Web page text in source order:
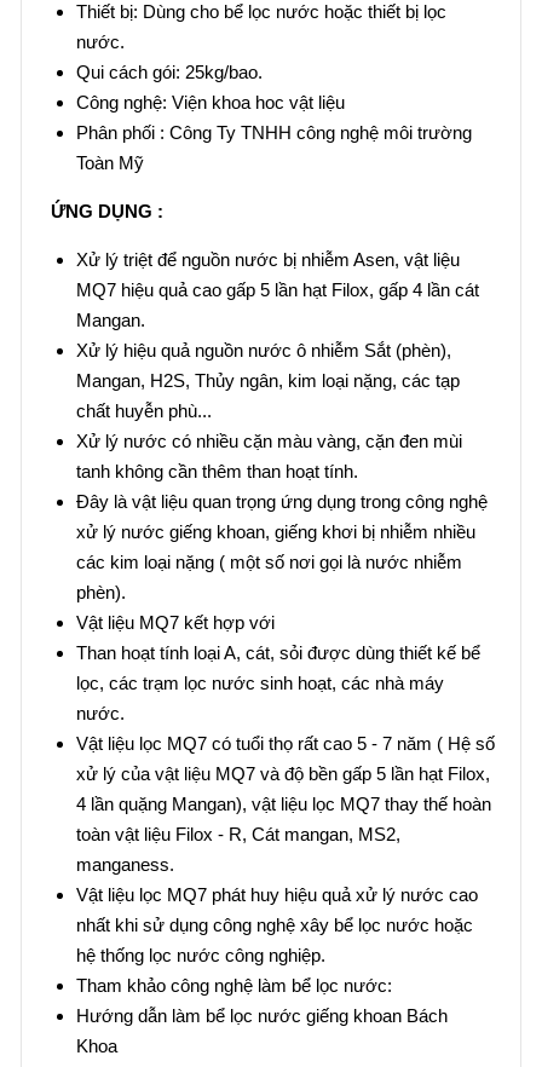
Thiết bị: Dùng cho bể lọc nước hoặc thiết bị lọc
nước.
Qui cách gói: 25kg/bao.
Công nghệ: Viện khoa hoc vật liệu
Phân phối : Công Ty TNHH công nghệ môi trường
Toàn Mỹ
ỨNG DỤNG :
Xử lý triệt để nguồn nước bị nhiễm Asen, vật liệu
MQ7 hiệu quả cao gấp 5 lần hạt Filox, gấp 4 lần cát
Mangan.
Xử lý hiệu quả nguồn nước ô nhiễm Sắt (phèn),
Mangan, H2S, Thủy ngân, kim loại nặng, các tạp
chất huyễn phù...
Xử lý nước có nhiều cặn màu vàng, cặn đen mùi
tanh không cần thêm than hoạt tính.
Đây là vật liệu quan trọng ứng dụng trong công nghệ
xử lý nước giếng khoan, giếng khơi bị nhiễm nhiều
các kim loại nặng ( một số nơi gọi là nước nhiễm
phèn).
Vật liệu MQ7 kết hợp với
Than hoạt tính loại A, cát, sỏi được dùng thiết kế bể
lọc, các trạm lọc nước sinh hoạt, các nhà máy
nước.
Vật liệu lọc MQ7 có tuổi thọ rất cao 5 - 7 năm ( Hệ số
xử lý của vật liệu MQ7 và độ bền gấp 5 lần hạt Filox,
4 lần quặng Mangan), vật liệu lọc MQ7 thay thế hoàn
toàn vật liệu Filox - R, Cát mangan, MS2,
manganess.
Vật liệu lọc MQ7 phát huy hiệu quả xử lý nước cao
nhất khi sử dụng công nghệ xây bể lọc nước hoặc
hệ thống lọc nước công nghiệp.
Tham khảo công nghệ làm bể lọc nước:
Hướng dẫn làm bể lọc nước giếng khoan Bách
Khoa